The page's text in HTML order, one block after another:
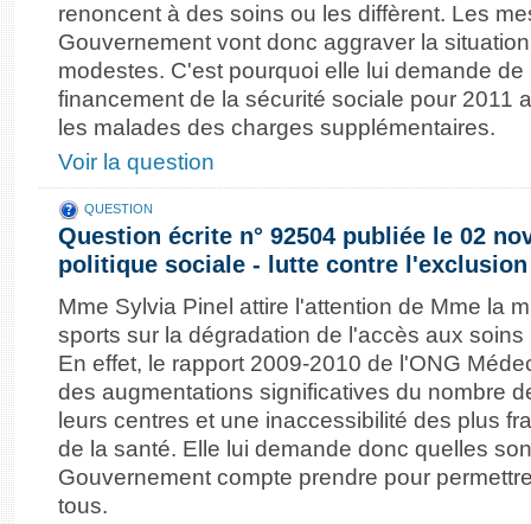
renoncent à des soins ou les diffèrent. Les
Gouvernement vont donc aggraver la
modestes. C'est pourquoi elle lui demande
financement de la sécurité sociale pour 2011
les malades des charges supplémentaires.
Voir la question
QUESTION
Question écrite n° 92504 publiée le 02
politique sociale - lutte contre
Mme Sylvia Pinel attire l'attention de Mme la
sports sur la dégradation de l'accès aux
En effet, le rapport 2009-2010 de l'ONG
des augmentations significatives du nombre
leurs centres et une inaccessibilité des plus
de la santé. Elle lui demande donc quelles
Gouvernement compte prendre pour
tous.